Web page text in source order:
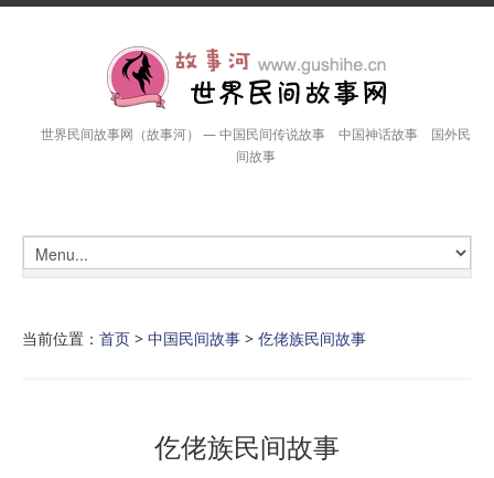
世界民间故事网（故事河） — 中国民间传说故事 中国神话故事 国外民
间故事
当前位置： 首页 > 中国民间故事 > 仡佬族民间故事
仡佬族民间故事